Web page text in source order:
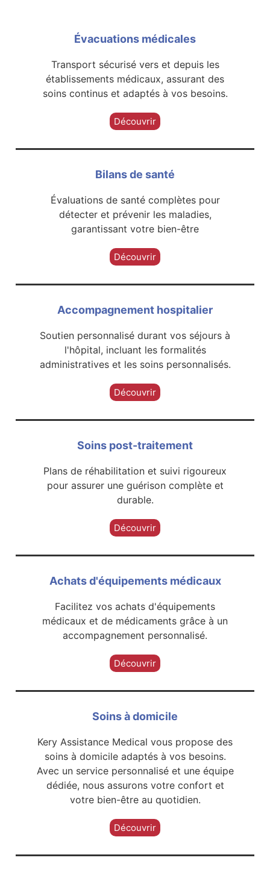
Évacuations médicales
Transport sécurisé vers et depuis les
établissements médicaux, assurant des
soins continus et adaptés à vos besoins.
Découvrir
Bilans de santé
Évaluations de santé complètes pour
détecter et prévenir les maladies,
garantissant votre bien-être
Découvrir
Accompagnement hospitalier
Soutien personnalisé durant vos séjours à
l'hôpital, incluant les formalités
administratives et les soins personnalisés.
Découvrir
Soins post-traitement
Plans de réhabilitation et suivi rigoureux
pour assurer une guérison complète et
durable.
Découvrir
Achats d'équipements médicaux
Facilitez vos achats d'équipements
médicaux et de médicaments grâce à un
accompagnement personnalisé.
Découvrir
Soins à domicile
Kery Assistance Medical vous propose des
soins à domicile adaptés à vos besoins.
Avec un service personnalisé et une équipe
dédiée, nous assurons votre confort et
votre bien-être au quotidien.
Découvrir